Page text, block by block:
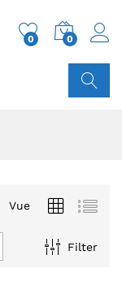
0 0
Vue
Filter